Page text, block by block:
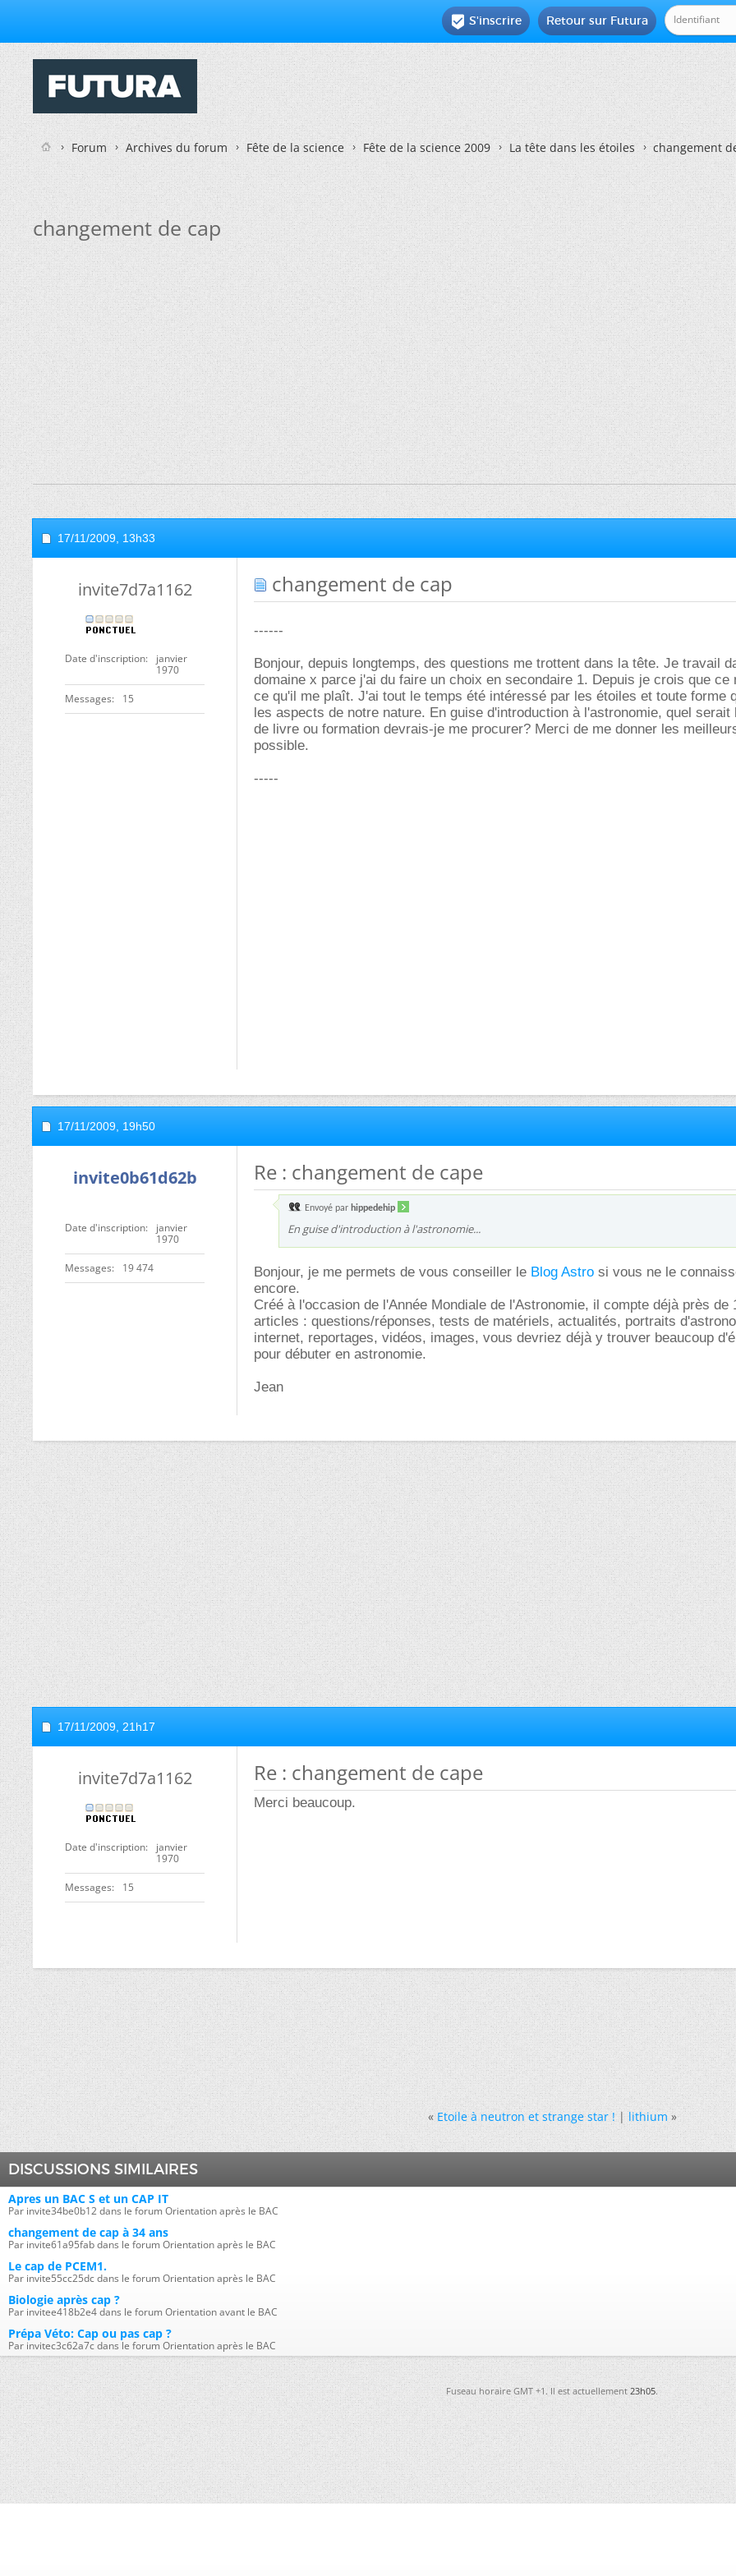
Retour sur Futura
 S'inscrire
Forum Archives du forum Fête de la science Fête de la science 2009 La tête dans les étoiles changement
changement de cap
17/11/2009, 13h33
invite7d7a1162
Date d'inscription
janvier
1970
Messages 15
changement de cap
------
Bonjour, depuis longtemps, des questions me trottent dans la tête. Je travail
domaine x parce j'ai du faire un choix en secondaire 1. Depuis je crois que ce
ce qu'il me plaît. J'ai tout le temps été intéressé par les étoiles et toute forme
les aspects de notre nature. En guise d'introduction à l'astronomie, quel serait
de livre ou formation devrais-je me procurer? Merci de me donner les
possible.
-----
17/11/2009, 19h50
invite0b61d62b
Date d'inscription
janvier
1970
Messages 19 474
Re : changement de cape
Envoyé par hippedehip
En guise d'introduction à l'astronomie...
Bonjour, je me permets de vous conseiller le Blog Astro si vous ne le
encore.
Créé à l'occasion de l'Année Mondiale de l'Astronomie, il compte déjà près de
articles : questions/réponses, tests de matériels, actualités, portraits
internet, reportages, vidéos, images, vous devriez déjà y trouver beaucoup
pour débuter en astronomie.
Jean
17/11/2009, 21h17
invite7d7a1162
Date d'inscription
janvier
1970
Messages 15
Re : changement de cape
Merci beaucoup.
« Etoile à neutron et strange star !|lithium »
DISCUSSIONS SIMILAIRES
Apres un BAC S et un CAP IT
Par invite34be0b12 dans le forum Orientation après le BAC
changement de cap à 34 ans
Par invite61a95fab dans le forum Orientation après le BAC
Le cap de PCEM1.
Par invite55cc25dc dans le forum Orientation après le BAC
Biologie après cap ?
Par invitee418b2e4 dans le forum Orientation avant le BAC
Prépa Véto: Cap ou pas cap ?
Par invitec3c62a7c dans le forum Orientation après le BAC
Fuseau horaire GMT +1. Il est actuellement23h05.